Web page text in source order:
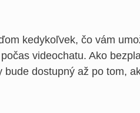
kedykoľvek, čo vám
videochatu. Ako
dostupný až po tom,